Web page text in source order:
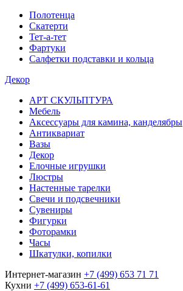
Полотенца
Скатерти
Тет-а-тет
Фартуки
Салфетки подставки и кольца
Декор
АРТ СКУЛЬПТУРА
Мебель
Аксессуары для камина, канделябры
Антиквариат
Вазы
Декор
Елочные игрушки
Люстры
Настенные тарелки
Свечи и подсвечники
Сувениры
Фигурки
Фоторамки
Часы
Шкатулки, копилки
Интернет-магазин +7 (499) 653 71 71
Кухни +7 (499) 653-61-61